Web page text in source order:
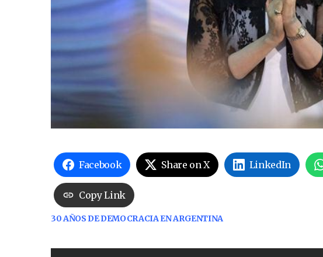
Facebook Share on X LinkedIn
Copy Link
30 AÑOS DE DEMOCRACIA EN ARGENTINA